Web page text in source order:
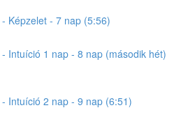
Képzelet - 7 nap (5:56)
Intuíció 1 nap - 8 nap (második hét)
Intuíció 2 nap - 9 nap (6:51)